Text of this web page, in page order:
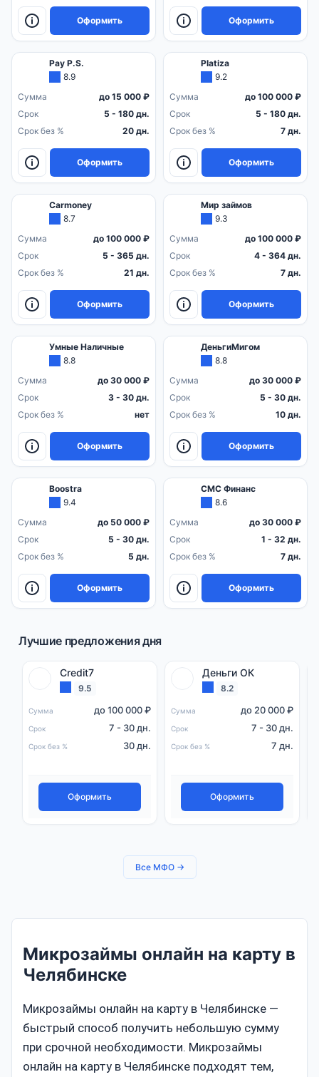
Оформить Оформить
Pay P.S.
8.9
Сумма
до 15 000 ₽
Срок
5 - 180 дн.
Срок без %
20 дн.
Оформить
Platiza
9.2
Сумма
до 100 000 ₽
Срок
5 - 180 дн.
Срок без %
7 дн.
Оформить
Carmoney
8.7
Сумма
до 100 000 ₽
Срок
5 - 365 дн.
Срок без %
21 дн.
Оформить
Мир займов
9.3
Сумма
до 100 000 ₽
Срок
4 - 364 дн.
Срок без %
7 дн.
Оформить
Умные Наличные
8.8
Сумма
до 30 000 ₽
Срок
3 - 30 дн.
Срок без %
нет
Оформить
ДеньгиМигом
8.8
Сумма
до 30 000 ₽
Срок
5 - 30 дн.
Срок без %
10 дн.
Оформить
Boostra
9.4
Сумма
до 50 000 ₽
Срок
5 - 30 дн.
Срок без %
5 дн.
Оформить
СМС Финанс
8.6
Сумма
до 30 000 ₽
Срок
1 - 32 дн.
Срок без %
7 дн.
Оформить
Лучшие предложения дня
Credit7
9.5
Сумма до 100 000 ₽
Срок 7 - 30 дн.
Срок без % 30 дн.
Оформить
Деньги ОК
8.2
Сумма до 20 000 ₽
Срок 7 - 30 дн.
Срок без % 7 дн.
Оформить
Все МФО →
Микрозаймы онлайн на карту в
Челябинске
Микрозаймы онлайн на карту в Челябинске —
быстрый способ получить небольшую сумму
при срочной необходимости. Микрозаймы
онлайн на карту в Челябинске подходят тем,